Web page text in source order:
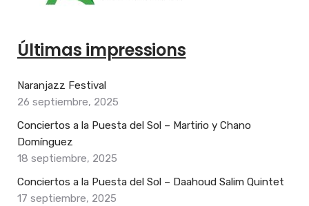
Últimas impressions
Naranjazz Festival
26 septiembre, 2025
Conciertos a la Puesta del Sol – Martirio y Chano
Domínguez
18 septiembre, 2025
Conciertos a la Puesta del Sol – Daahoud Salim Quintet
17 septiembre, 2025